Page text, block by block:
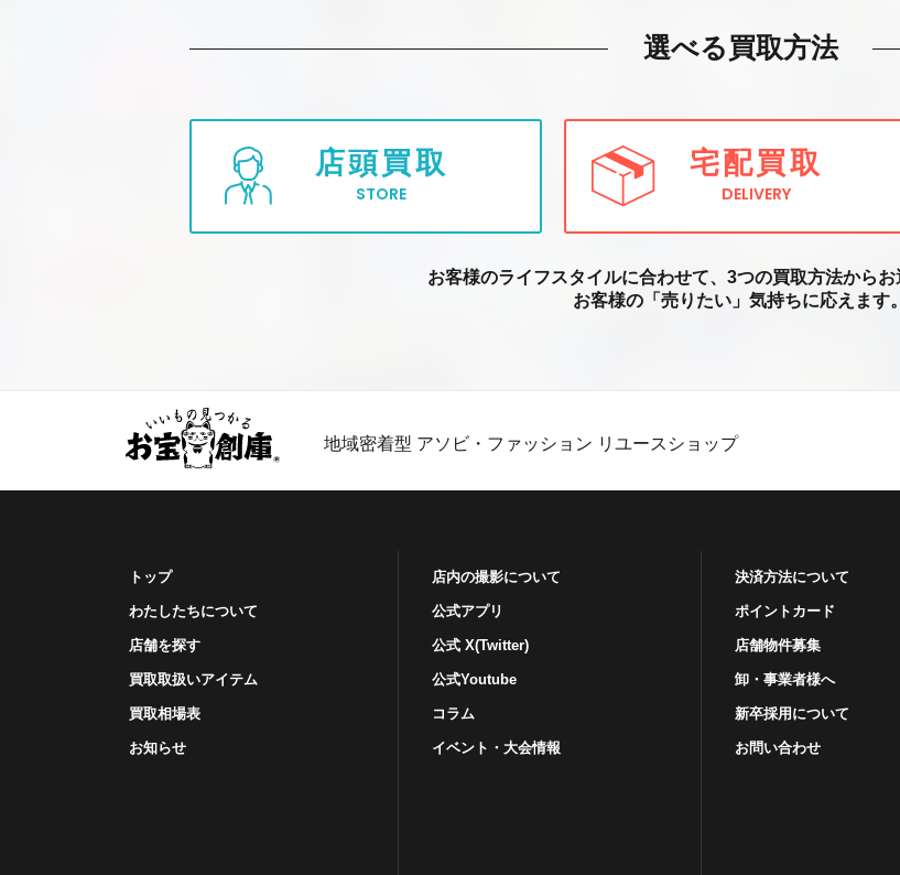
選べる買取方法
店頭買取
STORE
宅配買取
DELIVERY
お客様のライフスタイルに合わせて、3つの買取方法からお
お客様の「売りたい」気持ちに応えます。
地域密着型 アソビ・ファッション リユースショップ
トップ
わたしたちについて
店舗を探す
買取取扱いアイテム
買取相場表
お知らせ
店内の撮影について
公式アプリ
公式 X(Twitter)
公式Youtube
コラム
イベント・⼤会情報
決済方法について
ポイントカード
店舗物件募集
卸・事業者様へ
新卒採用について
お問い合わせ